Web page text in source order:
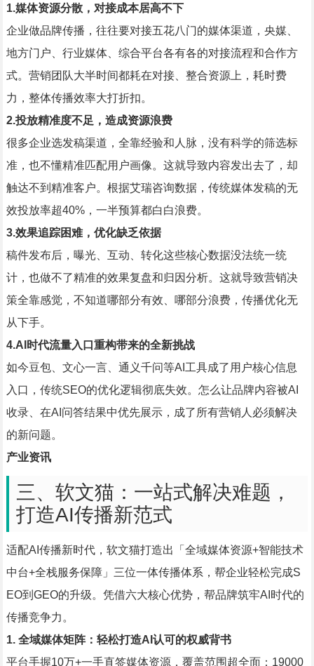
1.媒体资源分散，对接成本居高不下
企业做品牌传播，往往要对接五花八门的媒体渠道，央媒、
地方门户、行业媒体、综合平台各有各的对接流程和合作方
式。营销团队大半时间都耗在对接、整合资源上，耗时费
力，整体传播效率大打折扣。
2.投放精准度不足，造成资源浪费
很多企业选发稿渠道，全靠经验和人脉，没有科学的筛选标
准，也不懂精准匹配用户画像。这就导致内容发出去了，却
触达不到精准客户。根据艾瑞咨询数据，传统媒体发稿的无
效投放率超40%，一半预算都白白浪费。
3.效果追踪困难，优化缺乏依据
稿件发布后，曝光、互动、转化这些核心数据没法统一统
计，也做不了精准的效果复盘和归因分析。这就导致营销决
策全靠感觉，不知道哪部分有效、哪部分浪费，传播优化无
从下手。
4.AI时代流量入口重构带来的全新挑战
如今豆包、文心一言、通义千问等AI工具成了用户核心信息
入口，传统SEO的优化逻辑彻底失效。怎么让品牌内容被AI
收录、在AI问答结果中优先展示，成了所有营销人必须解决
的新问题。
产业资讯
三、软文猫：一站式解决难题，
打造AI传播新范式
适配AI传播新时代，软文猫打造出「全域媒体资源+智能技术
中台+全栈服务保障」三位一体传播体系，帮企业轻松完成S
EO到GEO的升级。凭借六大核心优势，帮品牌筑牢AI时代的
传播竞争力。
1. 全域媒体矩阵：轻松打造AI认可的权威背书
平台手握10万+一手直签媒体资源，覆盖范围超全面：19000